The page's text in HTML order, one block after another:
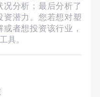
分析；最后分析了
资潜力。您若想对塑
者想投资该行业，
具。